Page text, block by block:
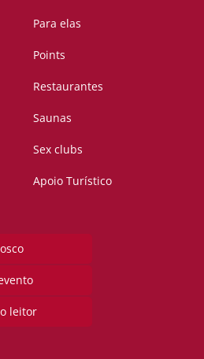
Para elas
Points
Restaurantes
Saunas
Sex clubs
Apoio Turístico
leitor